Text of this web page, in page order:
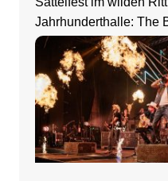
Jahrhunderthalle: The
Frankfurt